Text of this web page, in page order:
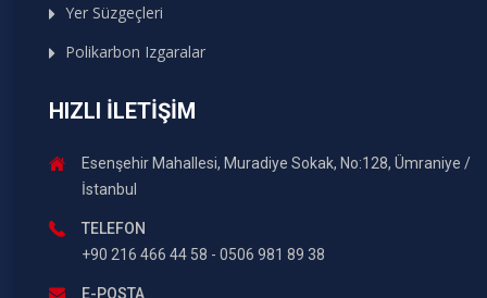
Yer Süzgeçleri
Polikarbon Izgaralar
HIZLI İLETIŞIM
Esenşehir Mahallesi, Muradiye Sokak, No:128, Ümraniye /
İstanbul
TELEFON
+90 216 466 44 58 - 0506 981 89 38
E-POSTA